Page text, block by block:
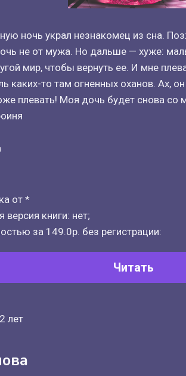
ночь украл незнакомец из сна.
не от мужа. Но дальше — хуже:
мир, чтобы вернуть ее. И мне
каких-то там огненных оханов. Ах,
плевать! Моя дочь будет снова со
от *
версия книги: нет;
за 149.0р. без регистрации:
Читать
лет